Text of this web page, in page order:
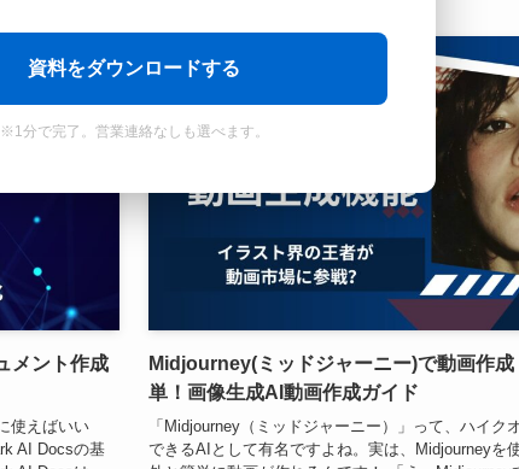
メント作成
使えばいい
AI Docsの基
Midjourney(ミッドジャーニー)で動画作
単！画像生成AI動画作成ガイド
「Midjourney（ミッドジャーニー）」って、ハイク
できるAIとして有名ですよね。実は、Midjourneyを
資料をダウンロードする
※1分で完了。営業連絡なしも選べます。